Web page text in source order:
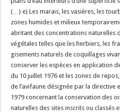
(…) e) Les marais, les vasières, les
zones humides et milieux
abritant des concentrations naturelles
végétales telles que les herbiers, les
gisements naturels de coquillages
conserver les espèces en application
du 10 juillet 1976 et les zones de
de l’avifaune désignée par la directive
1979 concernant la conservation des
naturelles des sites inscrits ou classés